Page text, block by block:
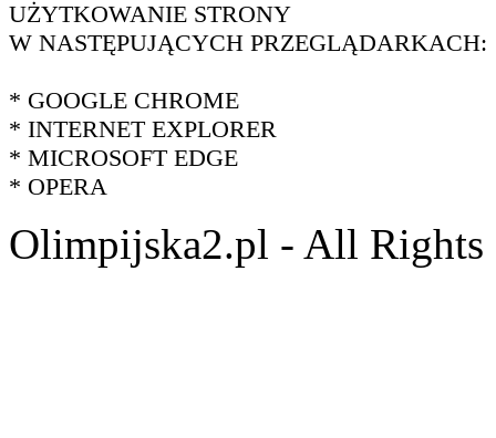
UŻYTKOWANIE STRONY
W NASTĘPUJĄCYCH PRZEGLĄDARKACH:
* GOOGLE CHROME
* INTERNET EXPLORER
* MICROSOFT EDGE
* OPERA
Olimpijska2.pl - All Rights